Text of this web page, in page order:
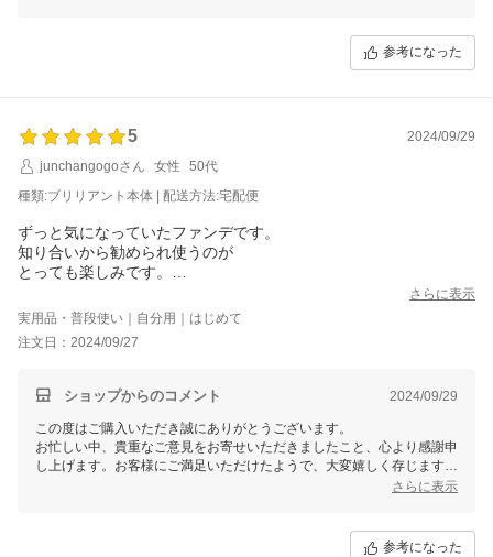
引き続きのご愛顧を賜りますよう、よろしくお願い申し上げます。
参考になった
5
2024/09/29
junchangogoさん
女性
50代
種類:ブリリアント本体 | 配送方法:宅配便
ずっと気になっていたファンデです。
知り合いから勧められ使うのが
とっても楽しみです。
さらに表示
実用品・普段使い｜自分用｜はじめて
注文日：2024/09/27
ショップからのコメント 2024/09/29
この度はご購入いただき誠にありがとうございます。
お忙しい中、貴重なご意見をお寄せいただきましたこと、心より感謝申
し上げます。お客様にご満足いただけたようで、大変嬉しく存じます。
これからも迅速かつ丁寧な対応を心がけ、より良い商品とサービスを提
引き続きのご愛顧を賜りますよう、よろしくお願い申し上げます。
さらに表示
参考になった